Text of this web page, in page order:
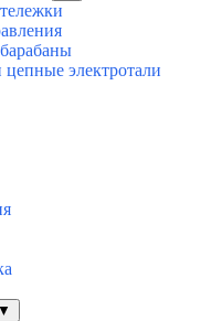
электротали
▼